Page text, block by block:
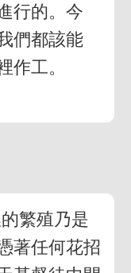
行的。今
們都該能
作工。
繁殖乃是
著任何花招